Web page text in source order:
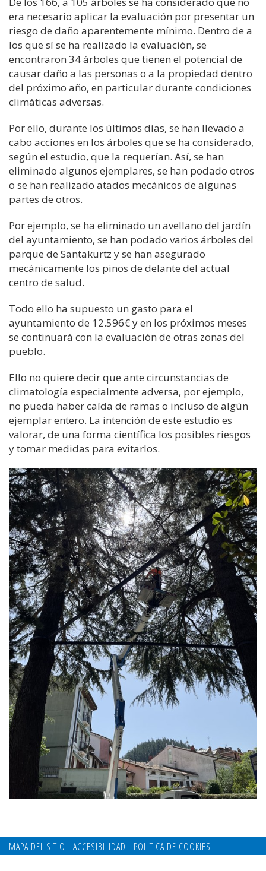
era necesario aplicar la evaluación por presentar un
riesgo de daño aparentemente mínimo. Dentro de a
los que sí se ha realizado la evaluación, se
encontraron 34 árboles que tienen el potencial de
causar daño a las personas o a la propiedad dentro
del próximo año, en particular durante condiciones
climáticas adversas.
Por ello, durante los últimos días, se han llevado a
cabo acciones en los árboles que se ha considerado,
según el estudio, que la requerían. Así, se han
eliminado algunos ejemplares, se han podado otros
o se han realizado atados mecánicos de algunas
partes de otros.
Por ejemplo, se ha eliminado un avellano del jardín
del ayuntamiento, se han podado varios árboles del
parque de Santakurtz y se han asegurado
mecánicamente los pinos de delante del actual
centro de salud.
Todo ello ha supuesto un gasto para el
ayuntamiento de 12.596€ y en los próximos meses
se continuará con la evaluación de otras zonas del
pueblo.
Ello no quiere decirque ante circunstancias de
climatología especialmente adversa, por ejemplo,
no pueda haber caída de ramas o incluso de algún
ejemplar entero. La intención de este estudio es
valorar, de una forma científica los posibles riesgos
y tomar medidas para evitarlos.
MAPA DEL SITIO ACCESIBILIDAD
POLITICA DE COOKIES